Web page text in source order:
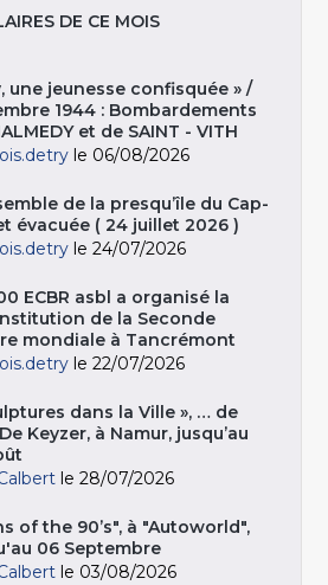
DE CE MOIS
une jeunesse confisquée » /
1944 : Bombardements
et de SAINT - VITH
le 06/08/2026
de la presqu’île du Cap-
évacuée ( 24 juillet 2026 )
le 24/07/2026
ECBR asbl a organisé la
de la Seconde
mondiale à Tancrémont
le 22/07/2026
dans la Ville », … de
Keyzer, à Namur, jusqu’au
le 28/07/2026
of the 90’s", à "Autoworld",
06 Septembre
le 03/08/2026